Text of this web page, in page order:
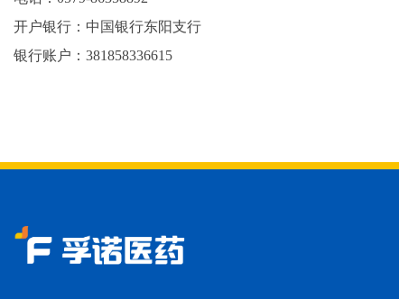
开户银行：中国银行东阳支行
银行账户：381858336615